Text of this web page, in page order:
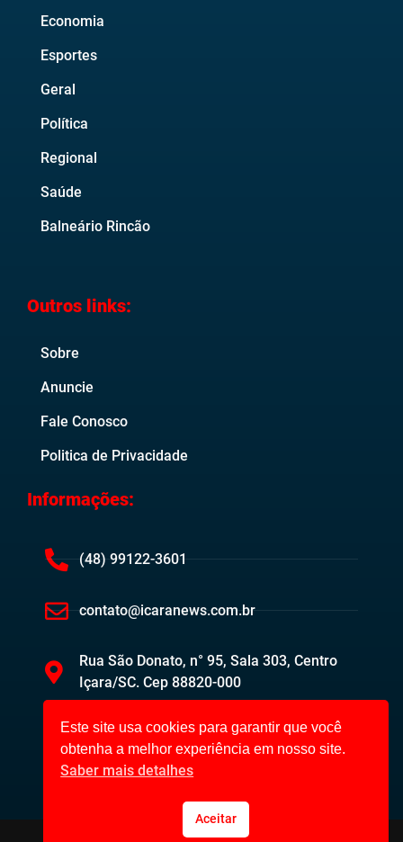
Economia
Esportes
Geral
Política
Regional
Saúde
Balneário Rincão
Outros links:
Sobre
Anuncie
Fale Conosco
Politica de Privacidade
Informações:
(48) 99122-3601
contato@icaranews.com.br
Rua São Donato, n° 95, Sala 303, Centro
Içara/SC. Cep 88820-000
Içara News ©2023. Todos os direitos reservados.
Este site usa cookies para garantir que você
obtenha a melhor experiência em nosso site.
Saber mais detalhes
Aceitar